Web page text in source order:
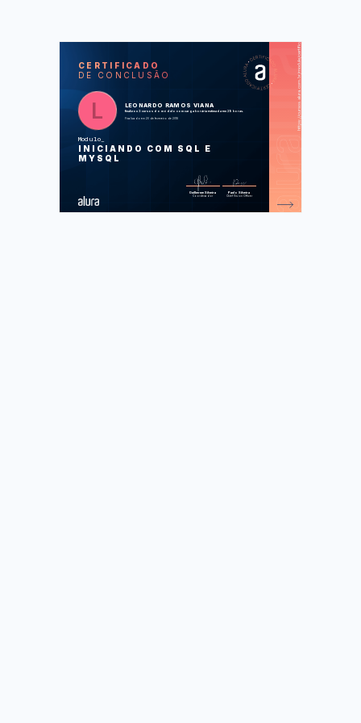
CERTIFICADO
DE CONCLUSÃO
LEONARDO RAMOS VIANA
finalizou 3 cursos do módulo com carga horária estimada em 29 horas.
Finalizado em 20 de fevereiro de 2018
Modulo
INICIANDO COM SQL E
MYSQL
Guilherme Silveira
Coordenador
Paulo Silveira
Chief Vision Officer
CUR
SOS
MySQL I: Iniciando suas consultas
MySQL II: Consultas poderosas
Relacional: Índices e Normalização